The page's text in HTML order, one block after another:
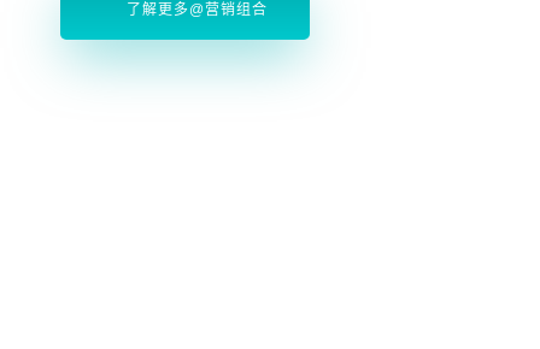
了解更多@营销组合